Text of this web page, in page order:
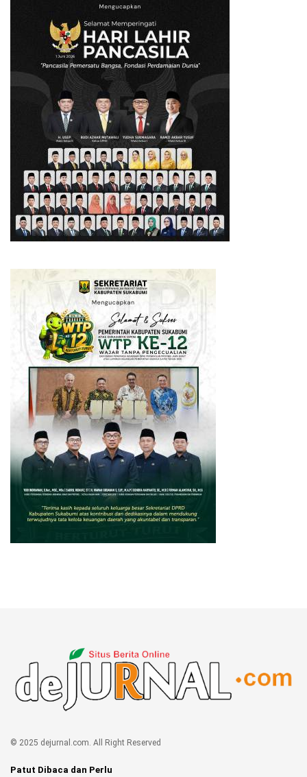
© 2025 dejurnal.com. All Right Reserved
Patut Dibaca dan Perlu